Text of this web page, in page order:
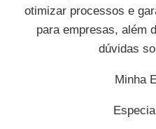
otimizar processos e
para empresas, além
dúvidas
Minha